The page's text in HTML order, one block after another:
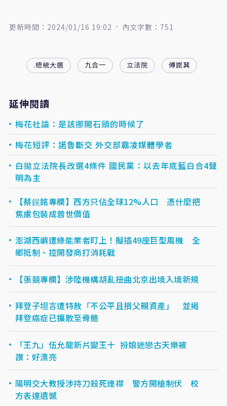
更新時間：2024/01/16 19:02 內文字數：751
.總統大選 九合一 立法院 傅崑萁
延伸閱讀
梅花社論：是該挪開石頭的時候了
梅花短評：諾魯斷交 外交部霸凌媒體學者
白拋立法院長改選4條件 國民黨：以去年底藍白合4聲
明為主
【蔡鎤銘專欄】西方只佔全球12%人口 憑什麼把
焦慮包裝成普世價值
澎湖西嶼遭綠能業者盯上！擬插49座巨型風機 全
鄉抵制、控開發商打消耗戰
【張競專欄】涉陸機構胡亂扭曲北京出境入境新規
拜登子坦言遭特赦「不公平且損父親資產」 並揭
拜登癌症已擴散至骨骼
「王九」伍允龍新片變王十 扮娘迷戀古天樂被
讚：好漂亮
陽明交大教授涉持刀殺死連襟 警方開槍制伏 校
方表達遺憾